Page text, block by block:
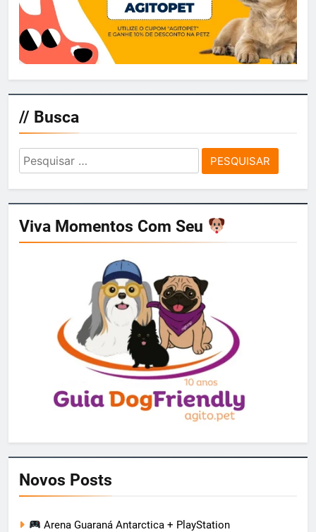
// Busca
Pesquisar
por:
Viva Momentos Com Seu
Novos Posts
Arena Guaraná Antarctica + PlayStation